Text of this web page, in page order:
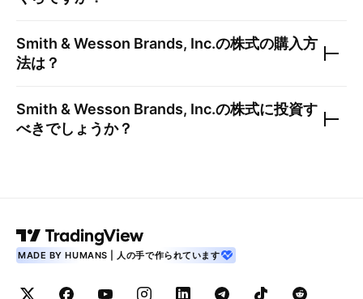
Smith & Wesson Brands, Inc.の株式の購入方
法は？
Smith & Wesson Brands, Inc.の株式に投資す
べきでしょうか？
MADE BY HUMANS | 人の手で作られています